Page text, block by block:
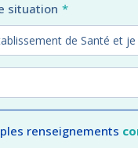
situation
renseignements